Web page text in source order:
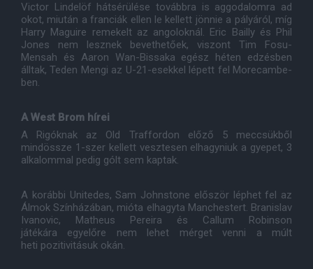
Victor Lindelöf hátsérülése továbbra is aggodalomra ad
okot, miután a franciák ellen le kellett jönnie a pályáról, míg
Harry Maguire remekelt az angoloknál. Eric Bailly és Phil
Jones nem lesznek bevethetőek, viszont Tim Fosu-
Mensah és Aaron Wan-Bissaka egész héten edzésben
álltak, Teden Mengi az U-21-esekkel lépett fel Morecambe-
ben.
A West Brom hírei
A Rigóknak az Old Traffordon előző 5 meccsükből
mindössze 1-szer kellett vesztesen elhagyniuk a gyepet, 3
alkalommal pedig gólt sem kaptak.
A korábbi Unitedes, Sam Johnstone először léphet fel az
Álmok Színházában, mióta elhagyta Manchestert. Branislav
Ivanovic, Matheus Pereira és Callum Robinson
játékára egyelőre nem lehet mérget venni a múlt
heti pozitivitásuk okán.